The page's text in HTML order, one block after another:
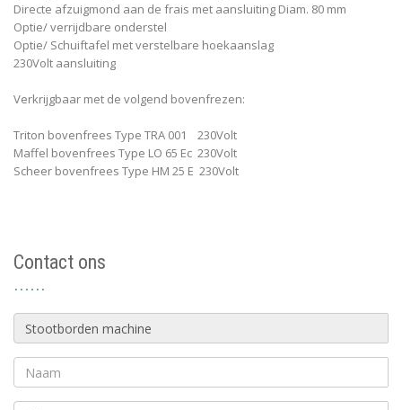
Directe afzuigmond aan de frais met aansluiting Diam. 80 mm
Optie/ verrijdbare onderstel
Optie/ Schuiftafel met verstelbare hoekaanslag
230Volt aansluiting
Verkrijgbaar met de volgend bovenfrezen:
Triton bovenfrees Type TRA 001 230Volt
Maffel bovenfrees Type LO 65 Ec 230Volt
Scheer bovenfrees Type HM 25 E 230Volt
Contact ons